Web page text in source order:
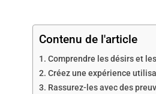
Contenu de l'article
Comprendre les désirs et
Créez une expérience
Rassurez-les avec des